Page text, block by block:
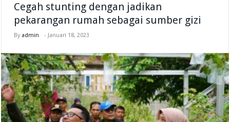
Cegah stunting dengan jadikan
pekarangan rumah sebagai sumber gizi
By admin - Januari 18, 2023